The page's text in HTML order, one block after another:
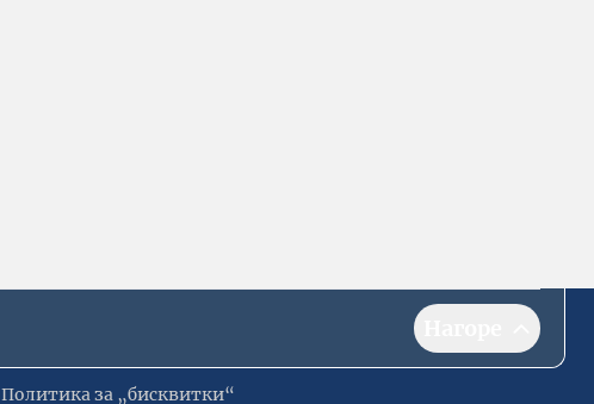
Политика за „бисквитки“